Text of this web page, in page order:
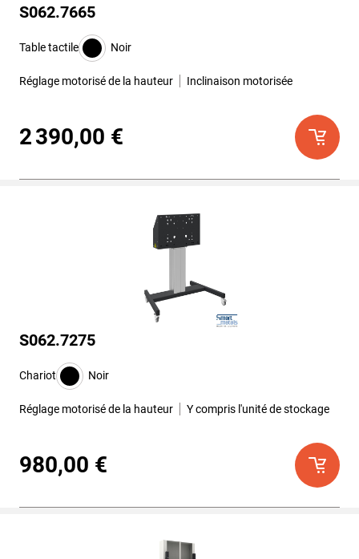
S062.7665
Table tactile Noir
Réglage motorisé de la hauteur Inclinaison motorisée
2 390,00 €
S062.7275
Chariot Noir
Réglage motorisé de la hauteur Y compris l'unité de stockage
980,00 €